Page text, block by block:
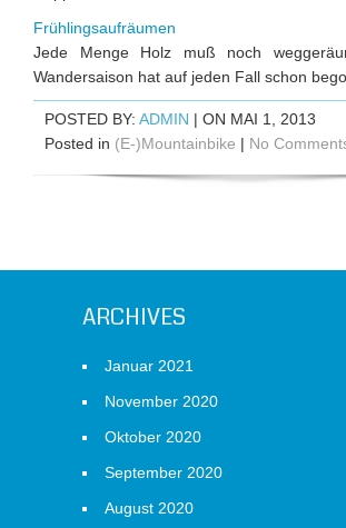
Frühlingsaufräumen
Jede Menge Holz muß noch
Wandersaison hat auf jeden Fall schon
POSTED BY: ADMIN | ON MAI 1, 2013
Posted in (E-)Mountainbike | No
ARCHIVES
Januar 2021
November 2020
Oktober 2020
September 2020
August 2020